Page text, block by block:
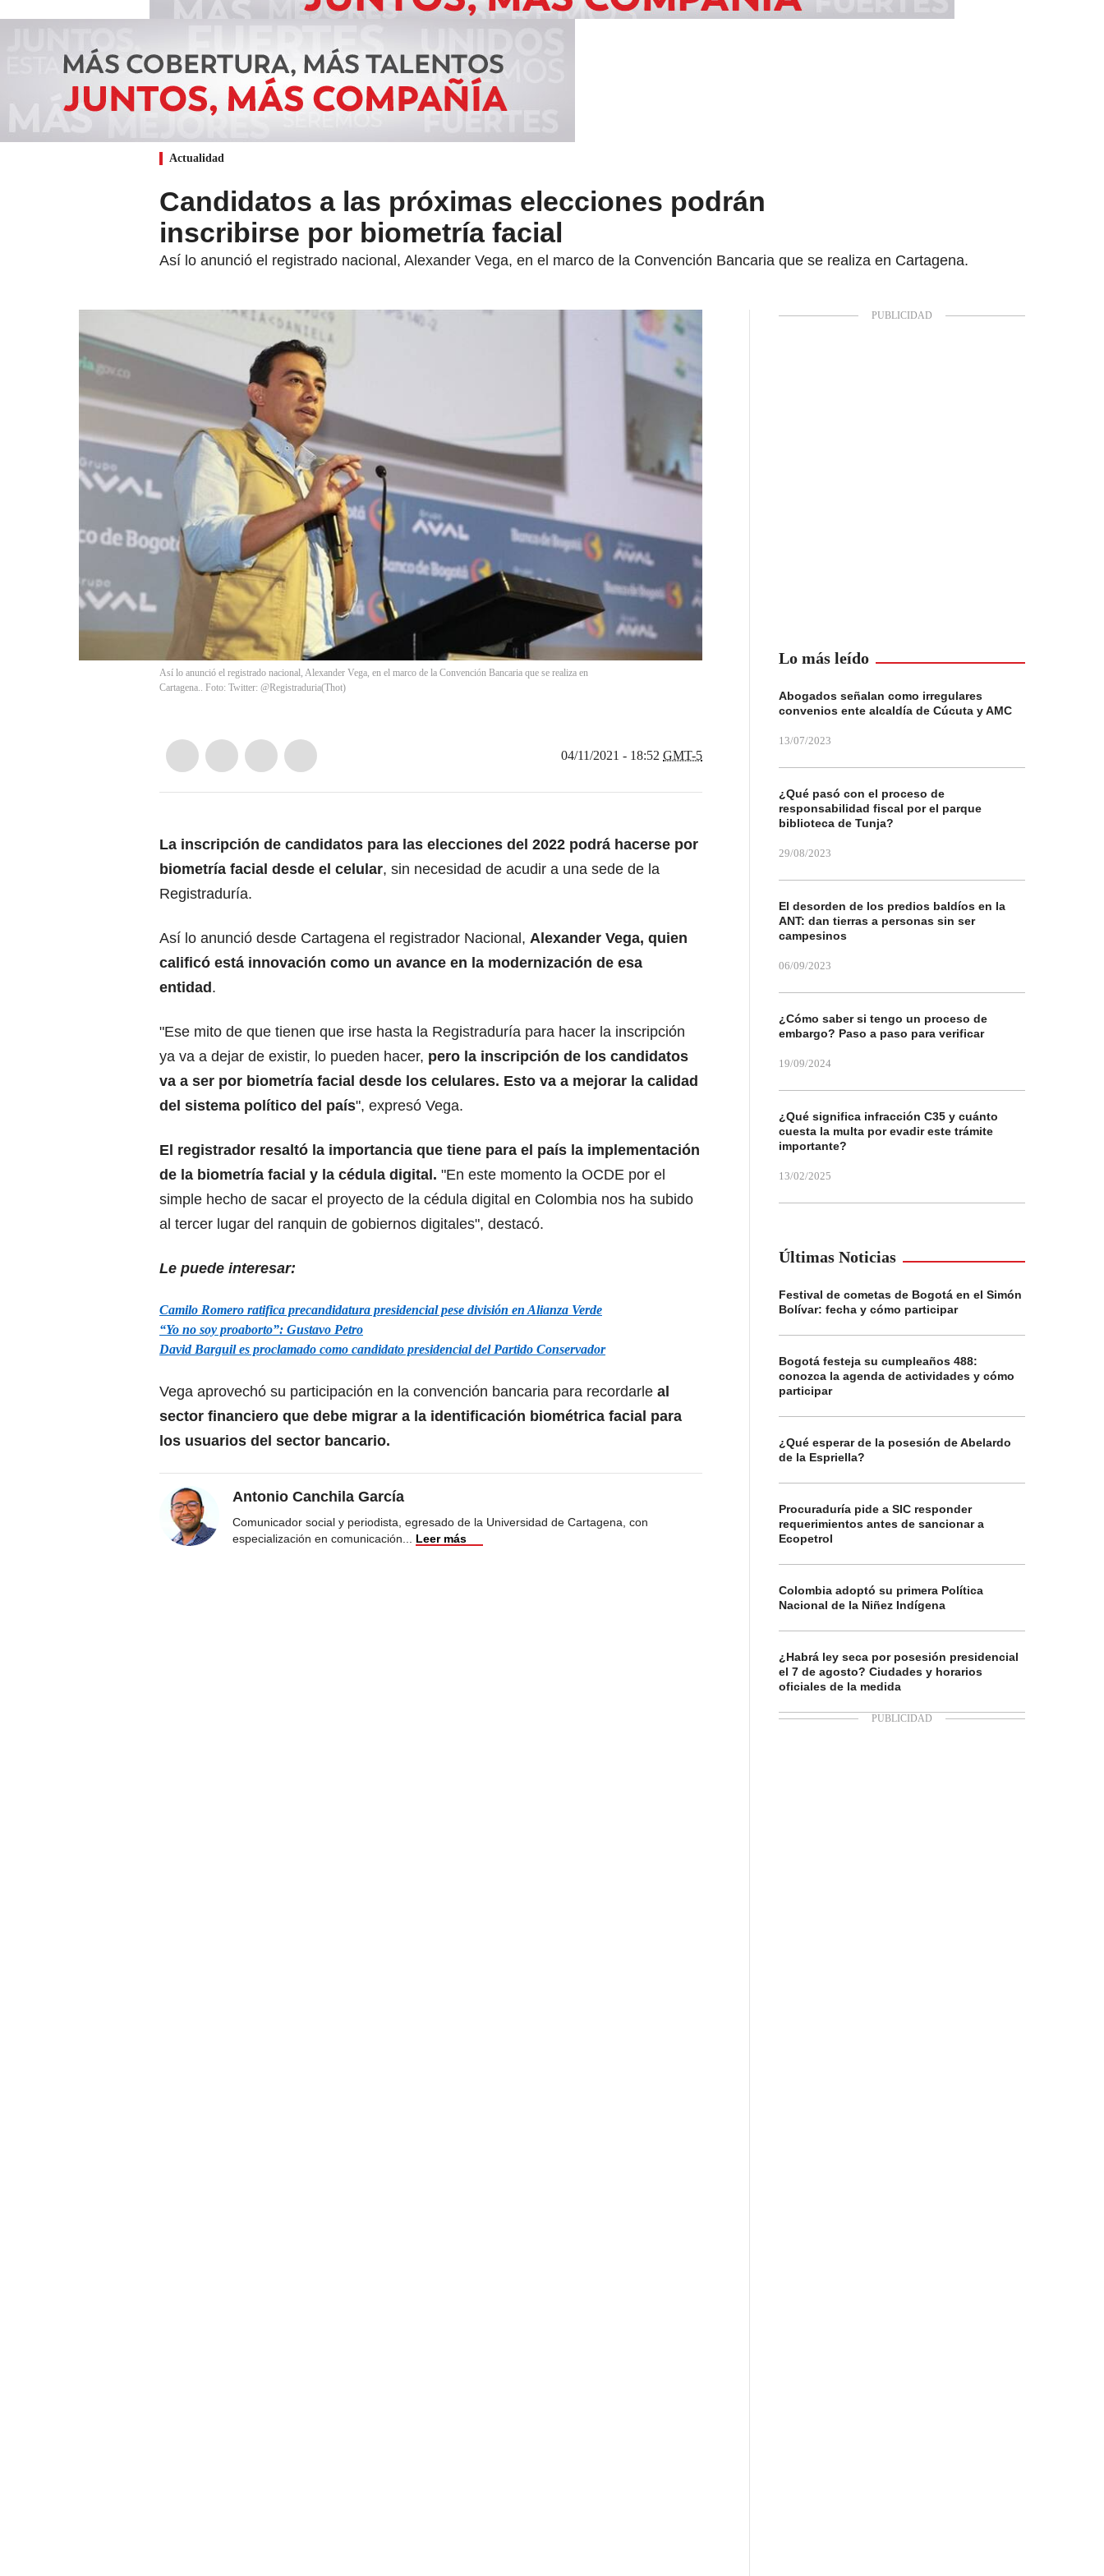
Actualidad
Candidatos a las próximas elecciones podrán
inscribirse por biometría facial
Así lo anunció el registrado nacional, Alexander Vega, en el marco de la Convención Bancaria que se realiza en Cartagena.
Así lo anunció el registrado nacional, Alexander Vega, en el marco de la Convención Bancaria que se realiza en
Cartagena.. Foto: Twitter: @Registraduria(Thot)
04/11/2021 - 18:52 GMT-5
La inscripción de candidatos para las elecciones del 2022 podrá hacerse por
biometría facial desde el celular, sin necesidad de acudir a una sede de la
Registraduría.
Así lo anunció desde Cartagena el registrador Nacional, Alexander Vega, quien
calificó está innovación como un avance en la modernización de esa
entidad.
"Ese mito de que tienen que irse hasta la Registraduría para hacer la inscripción
ya va a dejar de existir, lo pueden hacer, pero la inscripción de los candidatos
va a ser por biometría facial desde los celulares. Esto va a mejorar la calidad
del sistema político del país", expresó Vega.
El registrador resaltó la importancia que tiene para el país la implementación
de la biometría facial y la cédula digital. "En este momento la OCDE por el
simple hecho de sacar el proyecto de la cédula digital en Colombia nos ha subido
al tercer lugar del ranquin de gobiernos digitales", destacó.
Le puede interesar:
Camilo Romero ratifica precandidatura presidencial pese división en Alianza Verde
“Yo no soy proaborto”: Gustavo Petro
David Barguil es proclamado como candidato presidencial del Partido Conservador
Vega aprovechó su participación en la convención bancaria para recordarle al
sector financiero que debe migrar a la identificación biométrica facial para
los usuarios del sector bancario.
Antonio Canchila García
Comunicador social y periodista, egresado de la Universidad de Cartagena, con
especialización en comunicación
Leer más
Lo más leído
Abogados señalan como irregulares
convenios ente alcaldía de Cúcuta y AMC
13/07/2023
¿Qué pasó con el proceso de
responsabilidad fiscal por el parque
biblioteca de Tunja?
29/08/2023
El desorden de los predios baldíos en la
ANT: dan tierras a personas sin ser
campesinos
06/09/2023
¿Cómo saber si tengo un proceso de
embargo? Paso a paso para verificar
19/09/2024
¿Qué significa infracción C35 y cuánto
cuesta la multa por evadir este trámite
importante?
13/02/2025
Últimas Noticias
Festival de cometas de Bogotá en el Simón
Bolívar: fecha y cómo participar
Bogotá festeja su cumpleaños 488:
conozca la agenda de actividades y cómo
participar
¿Qué esperar de la posesión de Abelardo
de la Espriella?
Procuraduría pide a SIC responder
requerimientos antes de sancionar a
Ecopetrol
Colombia adoptó su primera Política
Nacional de la Niñez Indígena
¿Habrá ley seca por posesión presidencial
el 7 de agosto? Ciudades y horarios
oficiales de la medida